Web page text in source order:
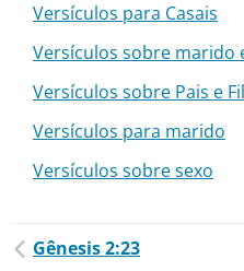
Versículos para Casais
Versículos sobre marido
Versículos sobre Pais e
Versículos para marido
Versículos sobre sexo
Gênesis 2:23